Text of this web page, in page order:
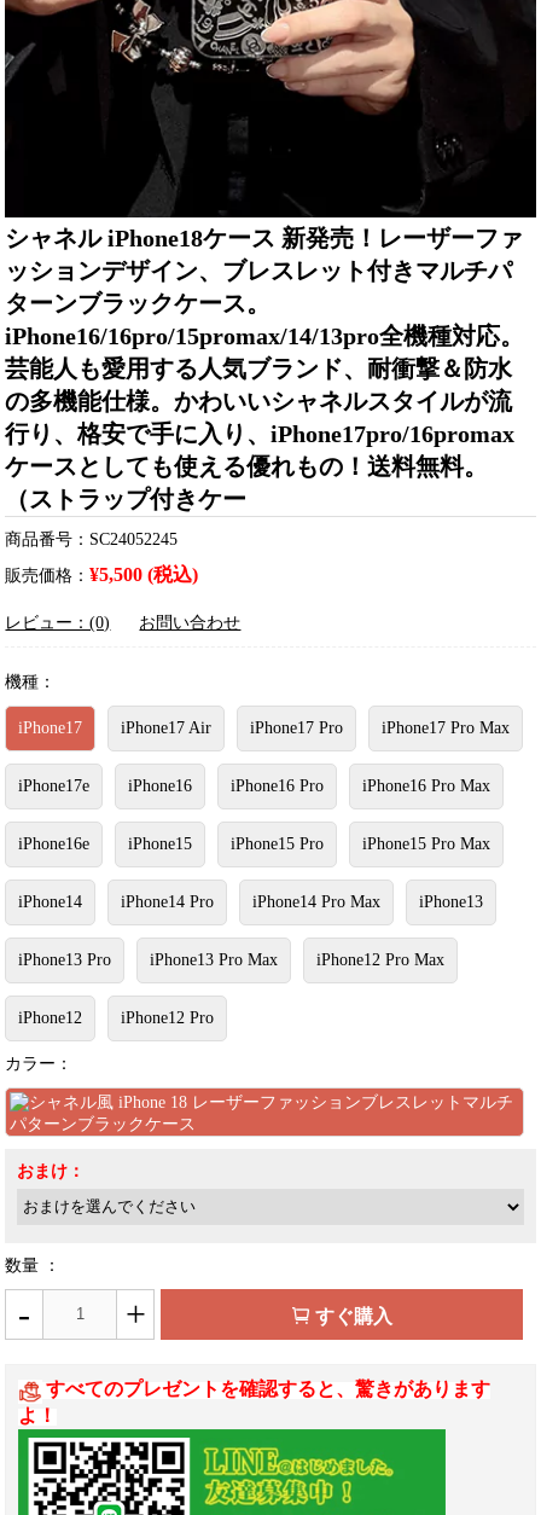
シャネル iPhone18ケース 新発売！レーザーファ
ッションデザイン、ブレスレット付きマルチパ
ターンブラックケース。
iPhone16/16pro/15promax/14/13pro全機種対応。
芸能人も愛用する人気ブランド、耐衝撃＆防水
の多機能仕様。かわいいシャネルスタイルが流
行り、格安で手に入り、iPhone17pro/16promax
ケースとしても使える優れもの！送料無料。
（ストラップ付きケー
商品番号：SC24052245
販売価格：¥5,500 (税込)
レビュー：(0) お問い合わせ
機種：
iPhone17 iPhone17 Air iPhone17 Pro iPhone17 Pro Max
iPhone17e iPhone16 iPhone16 Pro iPhone16 Pro Max
iPhone16e iPhone15 iPhone15 Pro iPhone15 Pro Max
iPhone14 iPhone14 Pro iPhone14 Pro Max iPhone13
iPhone13 Pro iPhone13 Pro Max iPhone12 Pro Max
iPhone12 iPhone12 Pro
カラー：
おまけ：
数量 ：
- + すぐ購入
すべてのプレゼントを確認すると、驚きがあります
よ！